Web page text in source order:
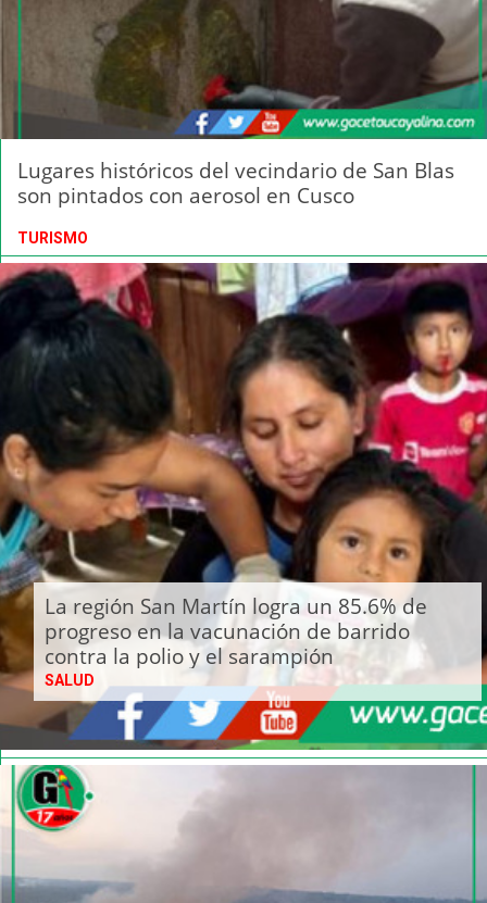
Lugares históricos del vecindario de San Blas
son pintados con aerosol en Cusco
TURISMO
La región San Martín logra un 85.6% de
progreso en la vacunación de barrido
contra la polio y el sarampión
SALUD